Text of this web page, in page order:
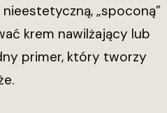
„spoconą”
krem nawilżający lub
primer, który tworzy